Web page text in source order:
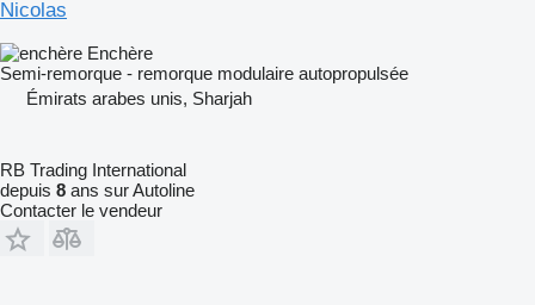
Nicolas
Enchère
Semi-remorque - remorque modulaire autopropulsée
Émirats arabes unis, Sharjah
RB Trading International
depuis 8 ans sur Autoline
Contacter le vendeur